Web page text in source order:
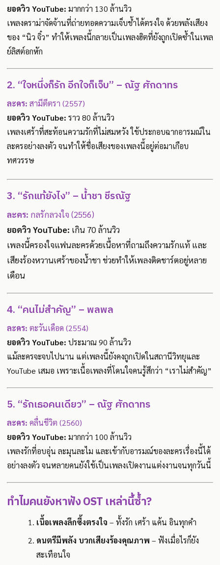
ยอดวิว YouTube: มากกว่า 130 ล้านวิว
เพลงดราม่าจัดจ้านที่ถ่ายทอดความเจ็บช้ำได้ตรงใจ ด้วยพลังเสียง
ของ “นิว จิ๋ว” ทำให้เพลงนี้กลายเป็นเพลงฮิตที่ยังถูกเปิดซ้ำในเพล
ย์ลิสต์อกหัก
2. “ใจหนึ่งก็รัก อีกใจก็เจ็บ” – ณัฐ ศักดาทร
ละคร: สามีตีตรา (2557)
ยอดวิว YouTube: ราว 80 ล้านวิว
เพลงเศร้าที่สะท้อนความรักที่ไม่สมหวัง ใช้ประกอบฉากอารมณ์ใน
ละครอย่างลงตัว จนทำให้ชื่อเสียงของเพลงนี้อยู่ต่อมาเกือบ
ทศวรรษ
3. “รักแท้ยังไง” – น้ำชา ชีรณัฐ
ละคร: กลรักลวงใจ (2556)
ยอดวิว YouTube: เกิน 70 ล้านวิว
เพลงนี้ครองใจแฟนละครด้วยเนื้อหาที่ถามถึงความรักแท้ และ
เสียงร้องหวานเศร้าของน้ำชา ช่วยทำให้เพลงติดชาร์ตอยู่หลาย
เดือน
4. “คนไม่สำคัญ” – พลพล
ละคร: ตะวันเดือด (2554)
ยอดวิว YouTube: ประมาณ 90 ล้านวิว
แม้ละครจะจบไปนาน แต่เพลงนี้ยังคงถูกเปิดในสถานีวิทยุและ
YouTube เสมอ เพราะเนื้อเพลงที่โดนใจคนรู้สึกว่า “เราไม่สำคัญ”
5. “รักเธอคนเดียว” – ณัฐ ศักดาทร
ละคร: คลื่นชีวิต (2560)
ยอดวิว YouTube: มากกว่า 100 ล้านวิว
เพลงรักที่อบอุ่น ละมุนละไม และเข้ากับอารมณ์ของละครเรื่องนี้ได้
อย่างลงตัว จนหลายคนยังใช้เป็นเพลงเปิดงานแต่งงานจนทุกวันนี้
ทำไมคนยังหาฟัง OST เหล่านี้ซ้ำ?
เนื้อเพลงลึกซึ้งตรงใจ – ทั้งรัก เศร้า แค้น อินทุกคำ
ดนตรีมีพลัง บวกเสียงร้องคุณภาพ – ฟังเมื่อไรก็ยัง
สะเทือนใจ